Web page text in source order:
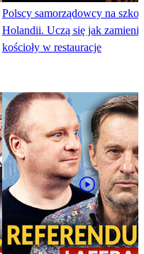
Polscy samorządowcy na
Holandii. Uczą się jak
kościoły w restauracje